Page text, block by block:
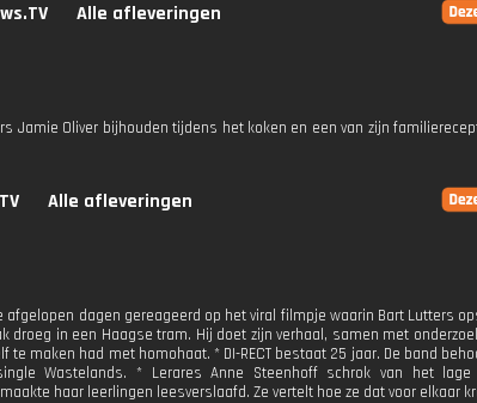
Alle afleveringen
Jamie Oliver bijhouden tijdens het koken en een van zijn
Alle afleveringen
dagen gereageerd op het viral filmpje waarin Bart Lutters
droeg in een Haagse tram. Hij doet zijn verhaal, samen met
te maken had met homohaat. * DI-RECT bestaat 25 jaar. De band
Wastelands. * Lerares Anne Steenhoff schrok van het
haar leerlingen leesverslaafd. Ze vertelt hoe ze dat voor elkaar